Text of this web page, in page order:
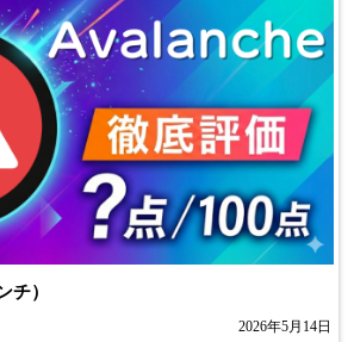
チ）
2026年5月14日